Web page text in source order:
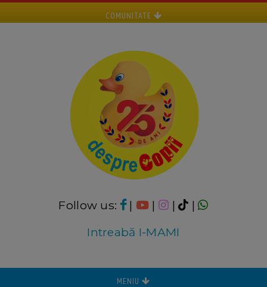
COMUNITATE
Follow us: | | |
|
Intreabă I-MAMI
MENIU